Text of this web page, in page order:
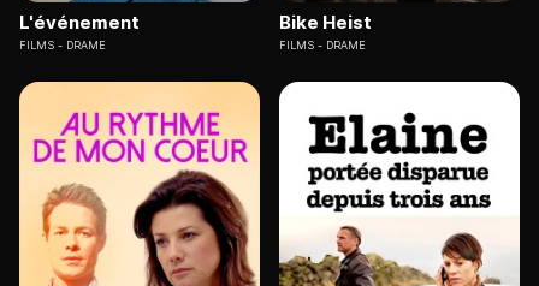
L'événement
FILMS DRAME
Bike Heist
FILMS DRAME